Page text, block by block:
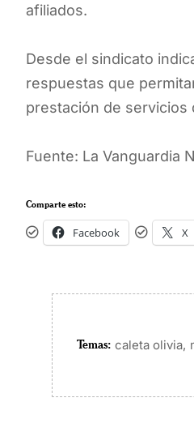
afiliados.
Desde el sindicato
respuestas que
prestación de servicios
Fuente: La Vanguardia
Comparte esto:
Facebook X
Temas: caleta olivia,